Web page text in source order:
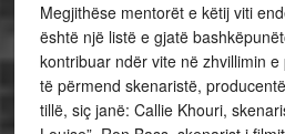
Megjithëse mentorët e këtij viti
është një listë e gjatë
kontribuar ndër vite në zhvillimin
të përmend skenaristë,
tillë, siç janë: Callie Khouri,